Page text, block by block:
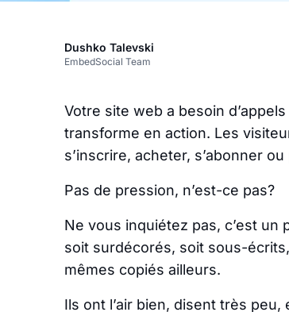
Dushko Talevski
EmbedSocial Team
Votre site web a besoin
transforme en action. Les
s’inscrire, acheter, s’abonner ou
Pas de pression, n’est-ce pas?
Ne vous inquiétez pas, c’est un
soit surdécorés, soit sous-
mêmes copiés ailleurs.
Ils ont l’air bien, disent très